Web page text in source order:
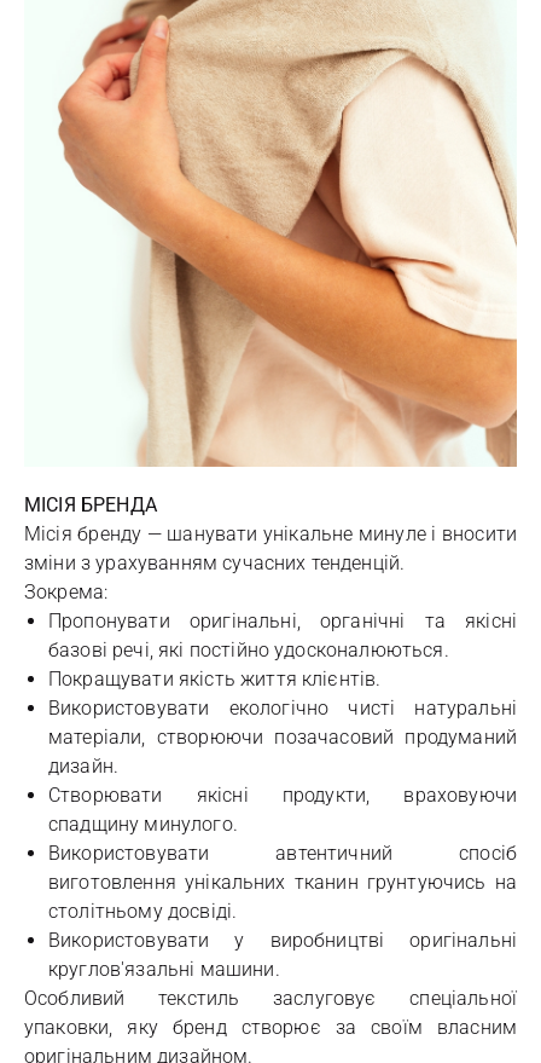
МІСІЯ БРЕНДА
Місія бренду — шанувати унікальне минуле і вносити
зміни з урахуванням сучасних тенденцій.
Зокрема:
Пропонувати оригінальні, органічні та якісні
базові речі, які постійно удосконалюються.
Покращувати якість життя клієнтів.
Використовувати екологічно чисті натуральні
матеріали, створюючи позачасовий продуманий
дизайн.
Створювати якісні продукти, враховуючи
спадщину минулого.
Використовувати автентичний спосіб
виготовлення унікальних тканин грунтуючись на
столітньому досвіді.
Використовувати у виробництві оригінальні
круглов'язальні машини.
Особливий текстиль заслуговує спеціальної
упаковки, яку бренд створює за своїм власним
оригінальним дизайном.